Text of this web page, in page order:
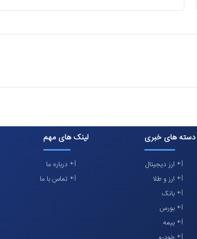
دسته های خبری
ارز دیجیتال
ارز و طلا
بانک
بورس
بیمه
لینک های مهم
درباره ما
تماس با ما